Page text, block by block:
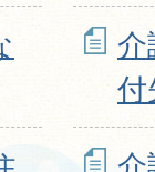
介
付